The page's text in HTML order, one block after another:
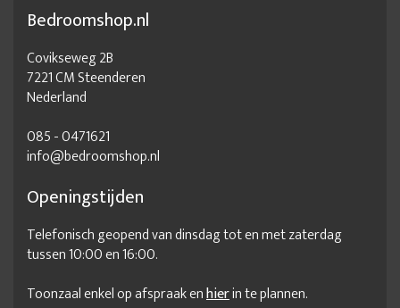
Bedroomshop.nl
Covikseweg 2B
7221 CM Steenderen
Nederland
085 - 0471621
info@bedroomshop.nl
Openingstijden
Telefonisch geopend van dinsdag tot en met zaterdag
tussen 10:00 en 16:00.
Toonzaal enkel op afspraak enhierin te plannen.